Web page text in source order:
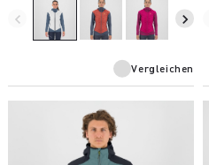
optimalen Wetterschutz,
Atmungsaktivität und
navigate_before navigate_next
Vergleichen